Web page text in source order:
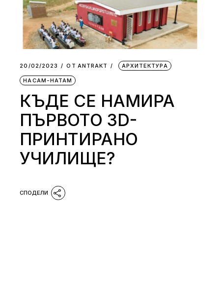
20/02/2023 ОТ АNTRAKT АРХИТЕКТУРА
НАСАМ-НАТАМ
КЪДЕ СЕ НАМИРА
ПЪРВОТО 3D-
ПРИНТИРАНО
УЧИЛИЩЕ?